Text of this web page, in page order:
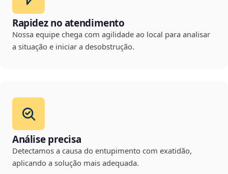
Rapidez no atendimento
Nossa equipe chega com agilidade ao local para analisar
a situação e iniciar a desobstrução.
Análise precisa
Detectamos a causa do entupimento com exatidão,
aplicando a solução mais adequada.